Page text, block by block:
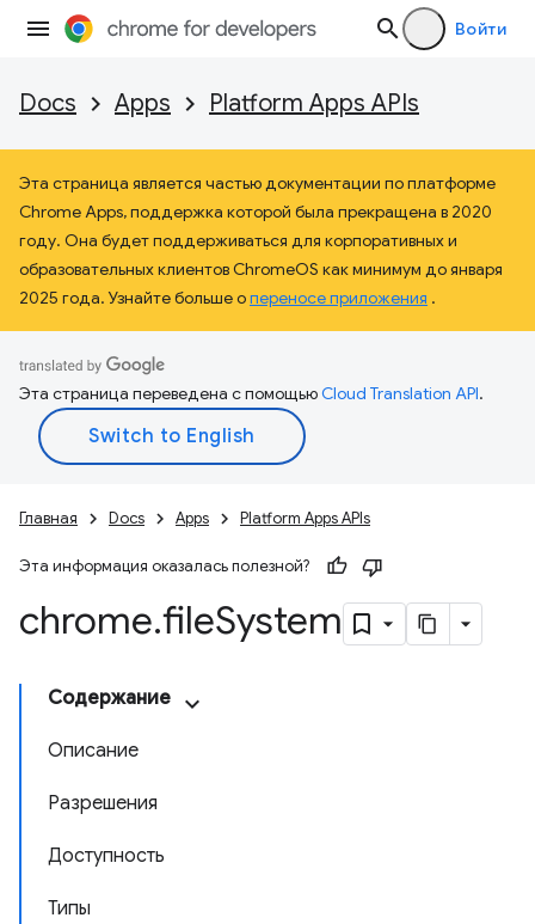
Войти
Docs Apps Platform Apps APIs
Эта страница является частью документации по платформе
Chrome Apps, поддержка которой была прекращена в 2020
году. Она будет поддерживаться для корпоративных и
образовательных клиентов ChromeOS как минимум до января
2025 года. Узнайте больше опереносе приложения .
Эта страница переведена с помощьюCloud Translation API.
Главная Docs Apps Platform Apps APIs
Эта информация оказалась полезной?
chrome.fileSystem
Содержание
Описание
Разрешения
Доступность
Типы